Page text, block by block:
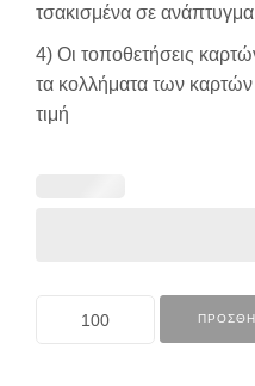
τσακισμένα σε ανάπτυγμα
4) Οι τοποθετήσεις
τα κολλήματα των καρτών
τιμή